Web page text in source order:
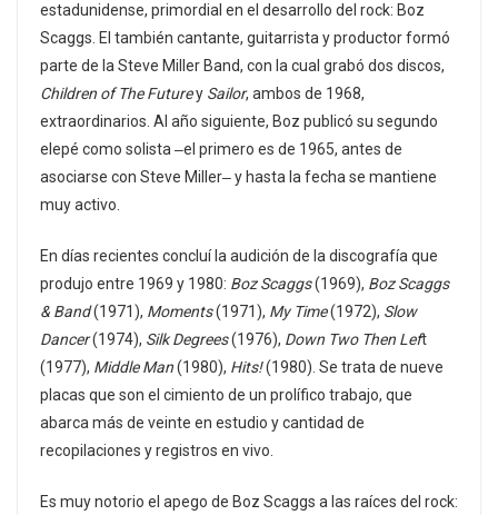
estadunidense, primordial en el desarrollo del rock: Boz
Scaggs. El también cantante, guitarrista y productor formó
parte de la Steve Miller Band, con la cual grabó dos discos,
Children of The Futurey Sailor, ambos de 1968,
extraordinarios. Al año siguiente, Boz publicó su segundo
elepé como solista ‒el primero es de 1965, antes de
asociarse con Steve Miller‒ y hasta la fecha se mantiene
muy activo.
En días recientes concluí la audición de la discografía que
produjo entre 1969 y 1980: Boz Scaggs(1969), Boz Scaggs
& Band(1971), Moments(1971), My Time(1972), Slow
Dancer(1974), Silk Degrees(1976), Down Two Then Left
(1977), Middle Man(1980), Hits!(1980). Se trata de nueve
placas que son el cimiento de un prolífico trabajo, que
abarca más de veinte en estudio y cantidad de
recopilaciones y registros en vivo.
Es muy notorio el apego de Boz Scaggs a las raíces del rock: